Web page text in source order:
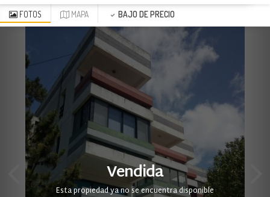
FOTOS MAPA BAJO DE PRECIO
Vendida